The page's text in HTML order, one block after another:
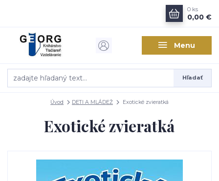
Menu
Hľadať
0 ks
0,00 €
Úvod DETI A MLÁDEŽ Exotické zvieratká
Exotické zvieratká